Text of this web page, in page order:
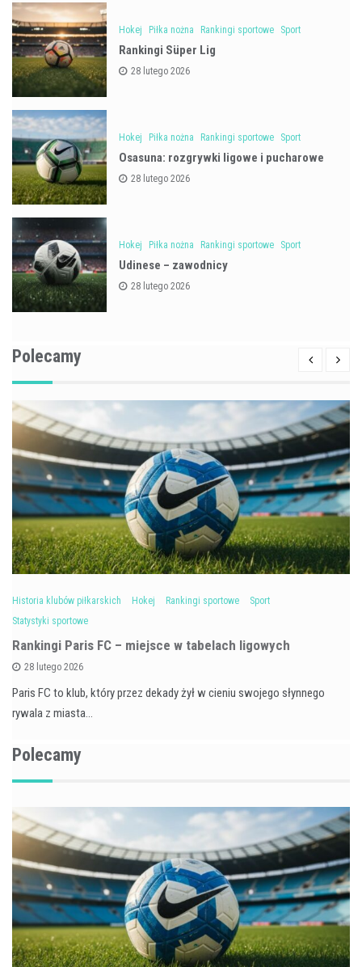
Hokej Piłka nożna Rankingi sportowe Sport
Rankingi Süper Lig
28 lutego 2026
Hokej Piłka nożna Rankingi sportowe Sport
Osasuna: rozgrywki ligowe i pucharowe
28 lutego 2026
Hokej Piłka nożna Rankingi sportowe Sport
Udinese – zawodnicy
28 lutego 2026
Polecamy
Historia klubów piłkarskich Hokej Rankingi sportowe
Sport
Statystyki sportowe
Rankingi Paris FC – miejsce w tabelach ligowych
28 lutego 2026
Paris FC to klub, który przez dekady żył w cieniu swojego słynnego
rywala z miasta…
Polecamy